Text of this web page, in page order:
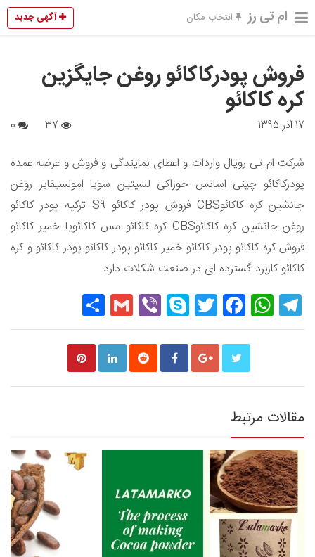
ام تی رز انتخاب مکان آگهی جدید
فروش پودرکاکائو روغن جایگزین
کره کاکائو
17 آذر 1395
شرکت ام تی رویال واردات و اعطای نمایندگی و فروش و عرضه عمده
پودرکاکائو چینی اسانس خوراکی لسیتین سویا امولسیفایر روغن
جانشین کره کاکائوCBS فروش پودر کاکائو S9 ترکیه پودر کاکائو
روغن جانشین کره کاکائوCBS کره کاکائو مس کاکائویا خمیر کاکائو
فروش کره کاکائو پودر کاکائو خمیر کاکائو پودر کاکائو پودر کاکائو و کره
کاکائو کاربرد گسترده ای در صنعت شکلات دارد
Telegram
WhatsApp
Facebook
Twitter
Skype
Viber
Gmail
مقالات مرتبط